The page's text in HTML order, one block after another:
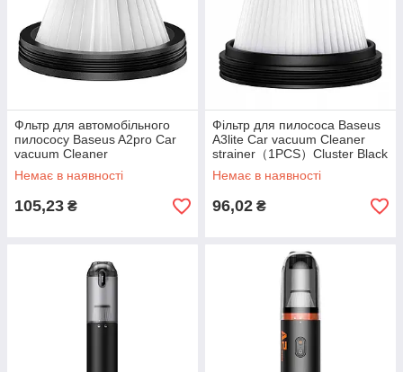
Фльтр для автомобільного
пилососу Baseus A2pro Car
vacuum Cleaner
strainer（2PCS）Black
Немає в наявності
105,23 ₴
Фільтр для пилососа Baseus
A3lite Car vacuum Cleaner
strainer（1PCS）Cluster Black
Немає в наявності
96,02 ₴